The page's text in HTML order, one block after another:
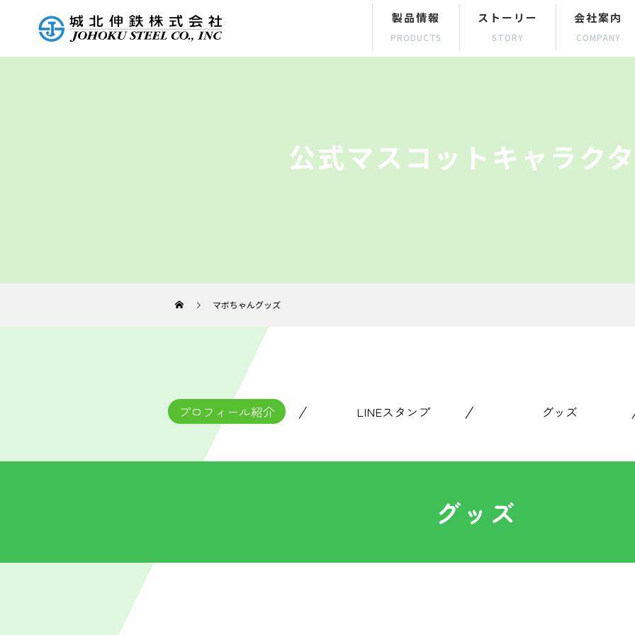
製品情報
PRODUCTS
ストーリー
STORY
会社案内
COMPANY
公式マスコットキャラク
マボちゃんグッズ
プロフィール紹介 LINEスタンプ グッズ
グッズ